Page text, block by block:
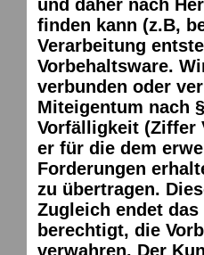
und daher nach
finden kann (z.B,
Verarbeitung
Vorbehaltsware.
verbunden oder
Miteigentum nach
Vorfälligkeit (Ziffer
er für die dem
Forderungen
zu übertragen.
Zugleich endet
berechtigt, die
verwahren. Der